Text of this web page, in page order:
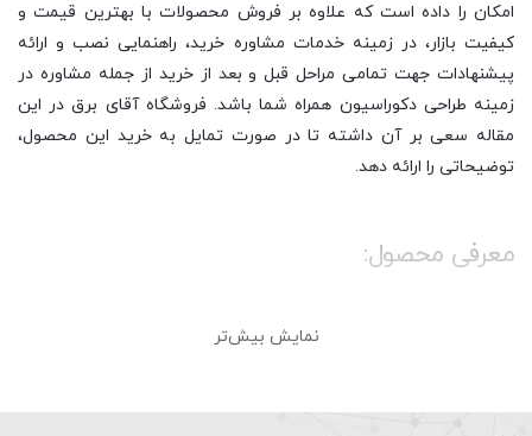
امکان را داده است که علاوه بر فروش محصولات با بهترین قیمت و
کیفیت بازار، در زمینه خدمات مشاوره خرید، راهنمایی نصب و ارائه
پیشنهادات جهت تمامی مراحل قبل و بعد از خرید از جمله مشاوره در
زمینه طراحی دکوراسیون همراه شما باشد. فروشگاه آقای برق در این
مقاله سعی بر آن داشته تا در صورت تمایل به خرید این محصول،
توضیحاتی را ارائه دهد.
معرفی محصول:
نسل اول لامپ‌های روشنایی، لامپ‌های رشته‌ای بوده‌اند که براساس
نور، قیمت کم و عدم نیاز به راه‌‌انداز از دلایل محبوبیت این نوع
نمایش بیش‌تر